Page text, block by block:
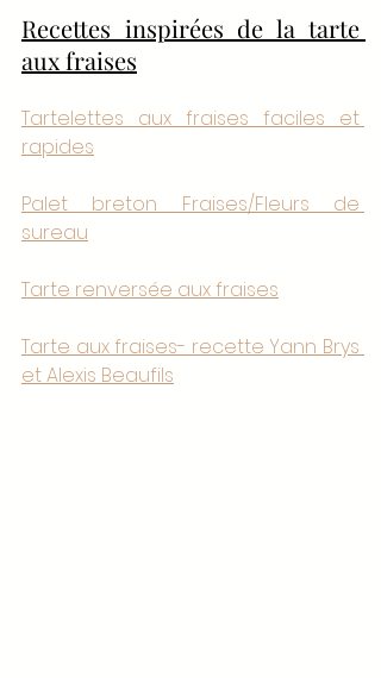
Recettes inspirées de la tarte
aux fraises
Tartelettes aux fraises faciles et
rapides
Palet breton Fraises/Fleurs de
sureau
Tarte renversée aux fraises
Tarte aux fraises- recette Yann Brys
et Alexis Beaufils